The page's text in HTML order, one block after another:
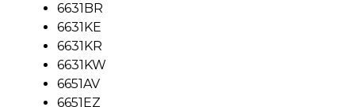
6631BR
6631KE
6631KR
6631KW
6651AV
6651EZ